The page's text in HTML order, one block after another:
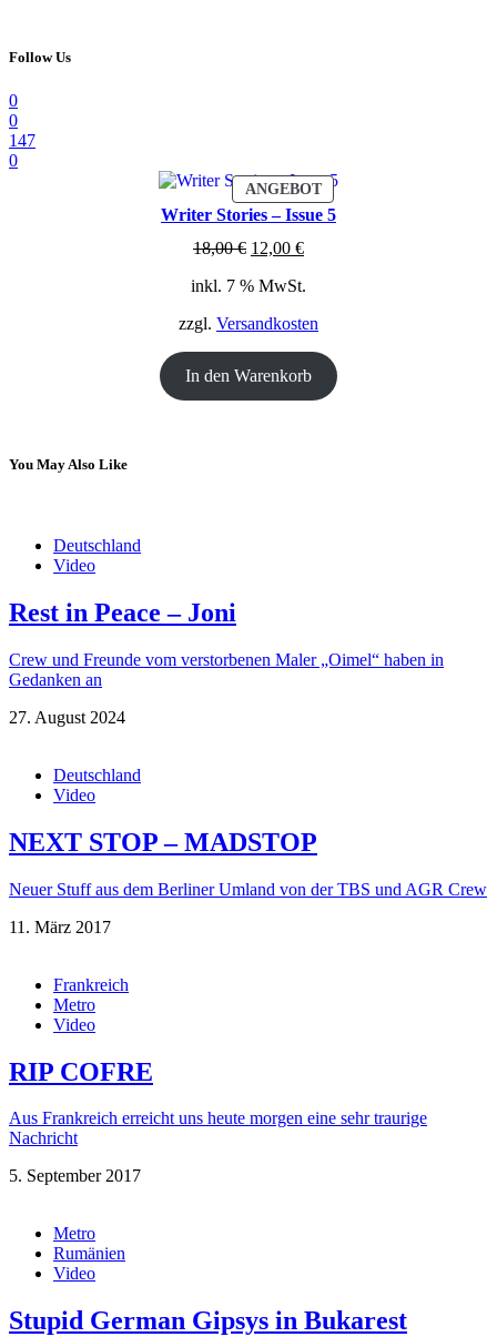
Follow Us
0
0
147
0
ANGEBOTPRODUKT
IM
ANGEBOT
Writer Stories – Issue 5
18,00€ Ursprünglicher
war:
12,00 €Aktueller
ist:
inkl. 7 % MwSt.
zzgl. Versandkosten
In den Warenkorb
You May Also Like
Deutschland
Video
Rest in Peace – Joni
Crew und Freunde vom verstorbenen Maler „Oimel“ haben in
Gedanken an
27. August 2024
Deutschland
Video
NEXT STOP – MADSTOP
Neuer Stuff aus dem Berliner Umland von der TBS und AGR Crew
11. März 2017
Frankreich
Metro
Video
RIP COFRE
Aus Frankreich erreicht uns heute morgen eine sehr traurige
Nachricht
5. September 2017
Metro
Rumänien
Video
Stupid German Gipsys in Bukarest